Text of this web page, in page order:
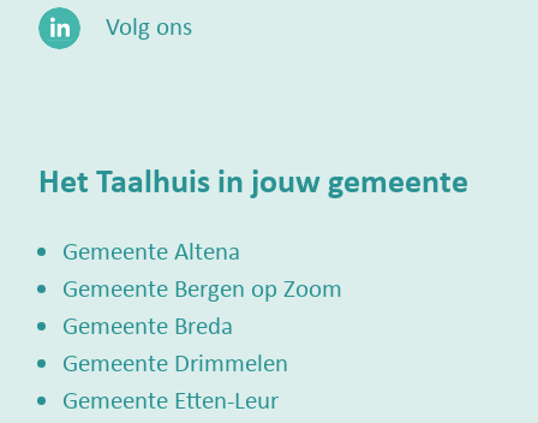
Volg ons
Het Taalhuis in jouw gemeente
Gemeente Altena
Gemeente Bergen op Zoom
Gemeente Breda
Gemeente Drimmelen
Gemeente Etten-Leur